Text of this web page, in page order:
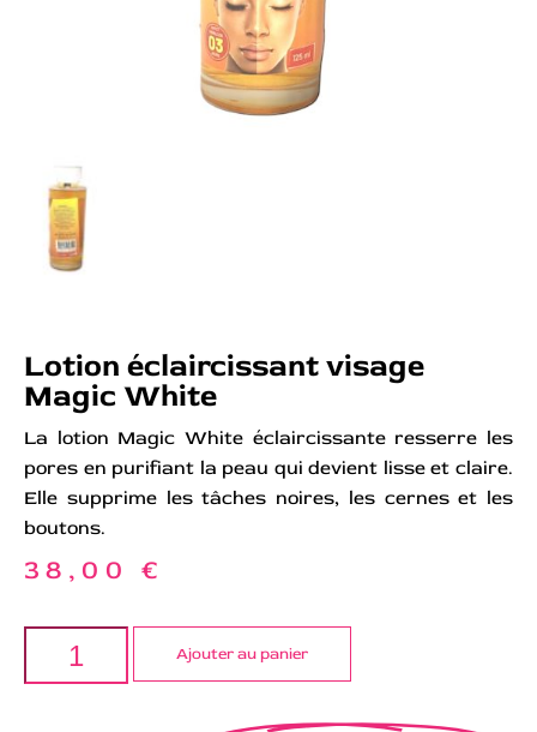
Lotion éclaircissant visage
Magic White
La lotion Magic White éclaircissante resserre les
pores en purifiant la peau qui devient lisse et claire.
Elle supprime les tâches noires, les cernes et les
boutons.
38,00 €
Ajouter au panier